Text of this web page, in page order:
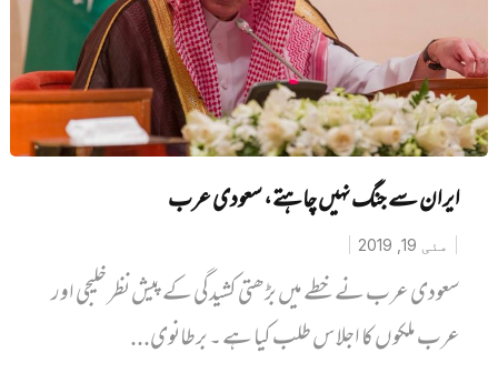
ایران سے جنگ نہیں چاہتے، سعودی عرب
مئی 19, 2019
سعودی عرب نے خطے میں بڑھتی کشیدگی کے پیش نظر خلیجی اور
عرب ملکوں کا اجلاس طلب کیا ہے ۔ برطانوی...